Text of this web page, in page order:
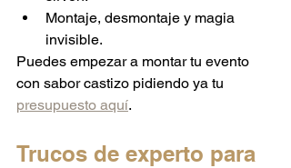
Montaje, desmontaje y magia
invisible.
Puedes empezar a montar tu evento
con sabor castizo pidiendo ya tu
presupuesto aquí.
Trucos de experto para